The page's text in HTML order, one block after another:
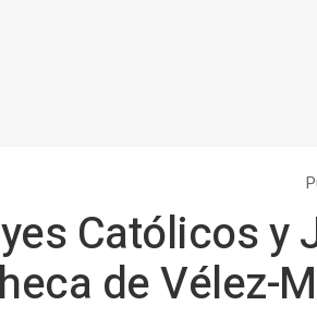
Católicos y
de Vélez-